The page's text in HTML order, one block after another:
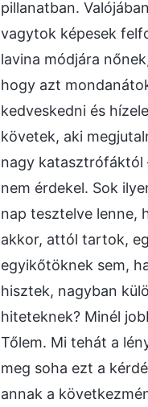
pillanatban.
vagytok képesek
lavina módjára
hogy azt
kedveskedni és
követek, aki
nagy katasztrófáktól
nem érdekel. Sok
nap tesztelve lenne,
akkor, attól tartok,
egyikőtöknek sem,
hisztek, nagyban
hiteteknek? Minél
Tőlem. Mi tehát a
meg soha ezt a
annak a